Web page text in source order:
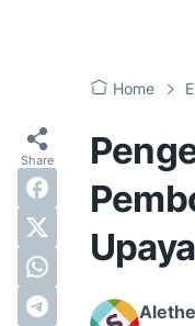
Home